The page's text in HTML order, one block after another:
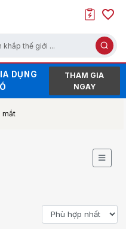
khắp thế giới ...
CHẠM
DỤNG
THAM GIA
NGAY
mắt